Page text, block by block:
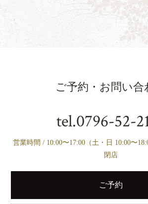
ご予約・お問い合
tel.0796-52-
営業時間 / 10:00〜17:00（土・日 10:00〜
閉店
ご予約